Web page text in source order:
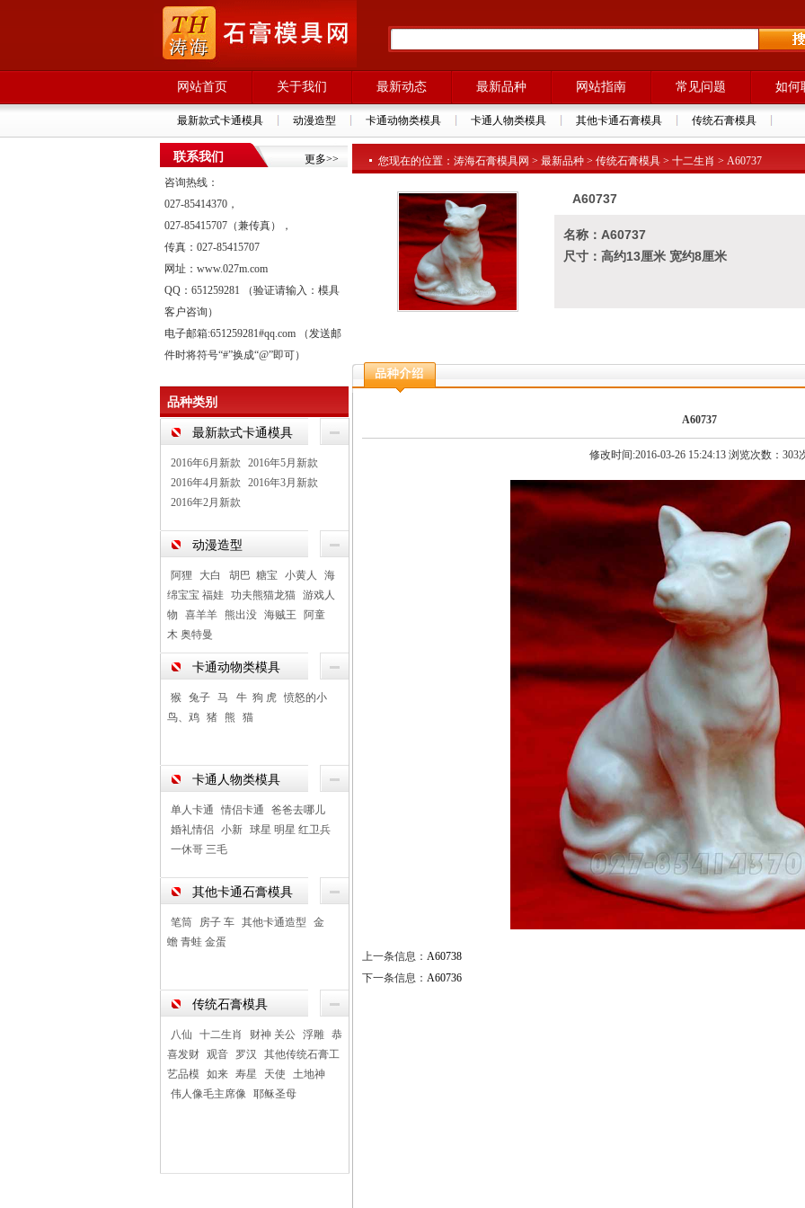
网站首页 关于我们 最新动态 最新品种 网站指南 常见问题 如何
最新款式卡通模具 动漫造型 卡通动物类模具 卡通人物类模具 其他卡通石膏模具 传统石膏模具
更多>>
联系我们
咨询热线：
027-85414370，
027-85415707（兼传真），
传真：027-85415707
网址：www.027m.com
QQ：651259281 （验证请输入：模具
客户咨询）
电子邮箱:651259281#qq.com （发送邮
件时将符号“#”换成“@”即可）
品种类别
最新款式卡通模具
2016年6月新款
2016年5月新款
2016年4月新款
2016年3月新款
2016年2月新款
动漫造型
阿狸 大白 胡巴 糖宝 小黄人
海
绵宝宝 福娃
功夫熊猫龙猫
游戏人
物
喜羊羊 熊出没 海贼王
阿童
木 奥特曼
卡通动物类模具
猴 兔子 马 牛 狗 虎
愤怒的小
鸟、鸡
猪 熊 猫
卡通人物类模具
单人卡通 情侣卡通
爸爸去哪儿
婚礼情侣
小新
球星 明星 红卫兵
一休哥 三毛
其他卡通石膏模具
笔筒 房子 车 其他卡通造型
金
蟾 青蛙 金蛋
传统石膏模具
八仙 十二生肖 财神 关公 浮雕
恭
喜发财
观音 罗汉
其他传统石膏工
艺品模
如来 寿星 天使
土地神
伟人像毛主席像
耶稣圣母
您现在的位置：涛海石膏模具网 > 最新品种 > 传统石膏模具 > 十二生肖 > A60737
A60737
名称：A60737
尺寸：高约13厘米 宽约8厘米
A60737
修改时间:2016-03-26 15:24:13 浏览次数：303
上一条信息： A60738
下一条信息： A60736